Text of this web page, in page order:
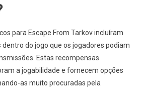
para Escape From Tarkov incluíram
do jogo que os jogadores podiam
Estas recompensas
a jogabilidade e fornecem opções
as muito procuradas pela